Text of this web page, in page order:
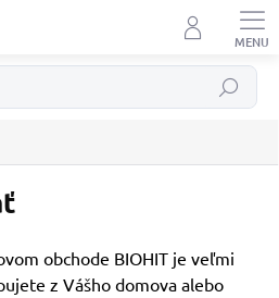
Hľadať
obchode BIOHIT je veľmi
z Vášho domova alebo